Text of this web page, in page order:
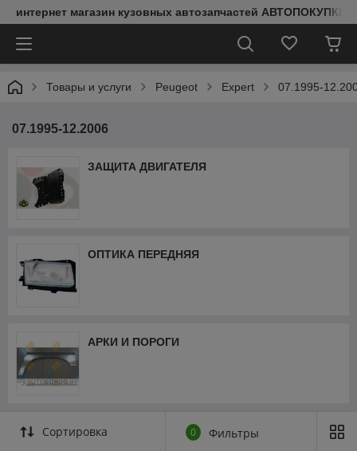
интернет магазин кузовных автозапчастей АВТОПОКУПКИ
Товары и услуги Peugeot Expert 07.1995-
07.1995-12.2006
ЗАЩИТА ДВИГАТЕЛЯ
ОПТИКА ПЕРЕДНЯЯ
АРКИ И ПОРОГИ
Сортировка 0 Фильтры